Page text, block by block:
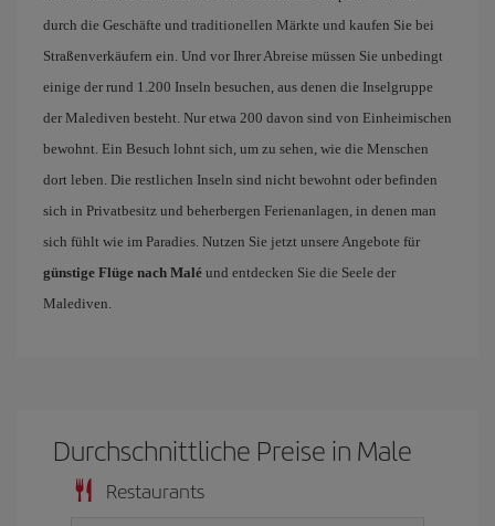
durch die Geschäfte und traditionellen Märkte und kaufen Sie bei
Straßenverkäufern ein. Und vor Ihrer Abreise müssen Sie unbedingt
einige der rund 1.200 Inseln besuchen, aus denen die Inselgruppe
der Malediven besteht. Nur etwa 200 davon sind von Einheimischen
bewohnt. Ein Besuch lohnt sich, um zu sehen, wie die Menschen
dort leben. Die restlichen Inseln sind nicht bewohnt oder befinden
sich in Privatbesitz und beherbergen Ferienanlagen, in denen man
sich fühlt wie im Paradies. Nutzen Sie jetzt unsere Angebote für
günstige Flüge nach Malé und entdecken Sie die Seele der
Malediven.
Durchschnittliche Preise in Male
Restaurants